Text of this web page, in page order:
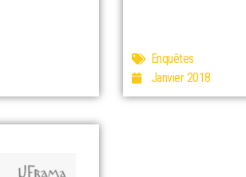
Enquêtes
Janvier 2018